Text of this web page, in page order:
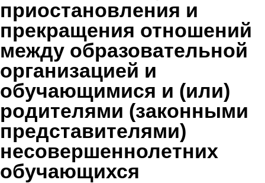
приостановления и
прекращения отношений
между образовательной
организацией и
обучающимися и (или)
родителями (законными
представителями)
несовершеннолетних
обучающихся